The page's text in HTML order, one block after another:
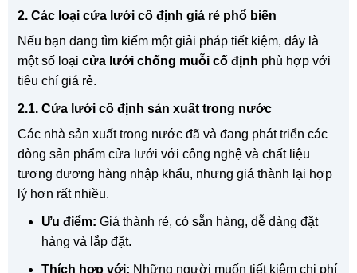
2. Các loại cửa lưới cố định giá rẻ phổ biến
Nếu bạn đang tìm kiếm một giải pháp tiết kiệm, đây là
một số loại cửa lưới chống muỗi cố định phù hợp với
tiêu chí giá rẻ.
2.1. Cửa lưới cố định sản xuất trong nước
Các nhà sản xuất trong nước đã và đang phát triển các
dòng sản phẩm cửa lưới với công nghệ và chất liệu
tương đương hàng nhập khẩu, nhưng giá thành lại hợp
lý hơn rất nhiều.
Ưu điểm: Giá thành rẻ, có sẵn hàng, dễ dàng đặt
hàng và lắp đặt.
Thích hợp với: Những người muốn tiết kiệm chi phí